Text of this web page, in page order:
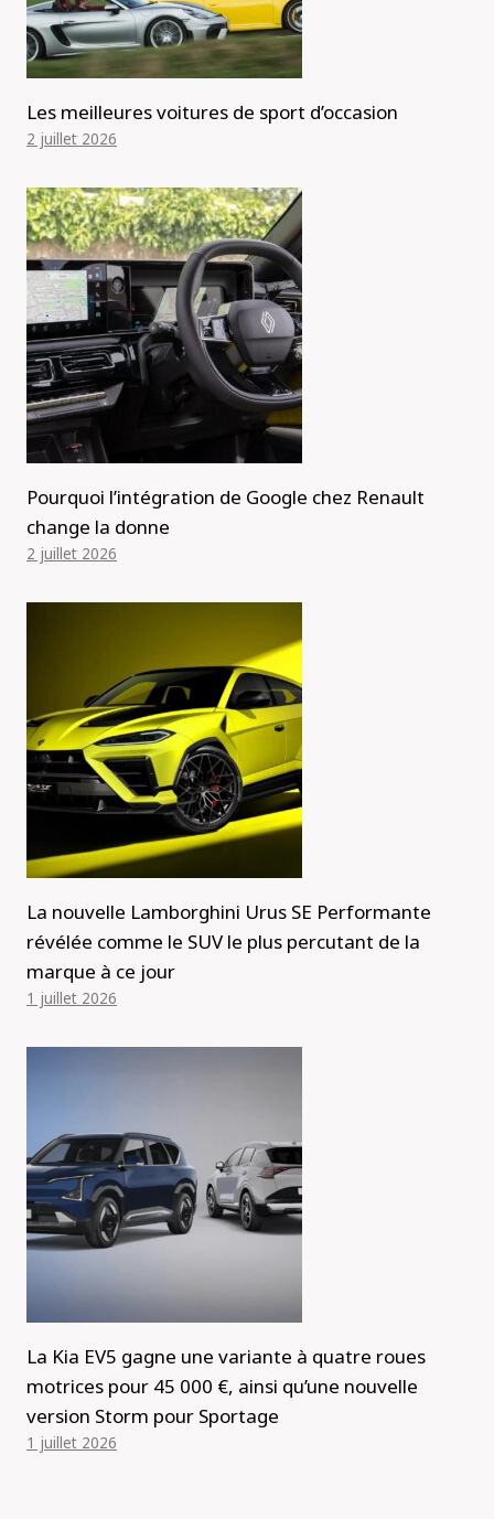
Les meilleures voitures de sport d’occasion
2 juillet 2026
Pourquoi l’intégration de Google chez Renault
change la donne
2 juillet 2026
La nouvelle Lamborghini Urus SE Performante
révélée comme le SUV le plus percutant de la
marque à ce jour
1 juillet 2026
La Kia EV5 gagne une variante à quatre roues
motrices pour 45 000 €, ainsi qu’une nouvelle
version Storm pour Sportage
1 juillet 2026